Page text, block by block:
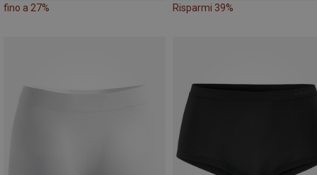
fino a 27% Risparmi 39%